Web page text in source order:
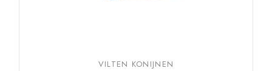
VILTEN KONIJNEN